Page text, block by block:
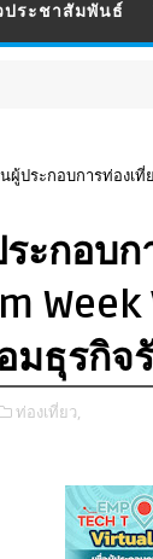
ประชาสัมพันธ์
ประกอบการท่องเที่
ะกอบก
มธุรกิจ
ท่องเที่ยว,